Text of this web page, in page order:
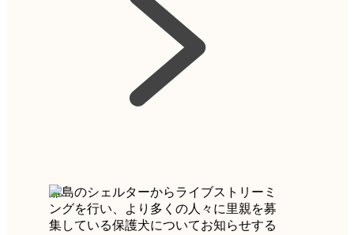
離島のシェルターからライブストリーミ
ングを行い、より多くの人々に里親を募
集している保護犬についてお知らせする